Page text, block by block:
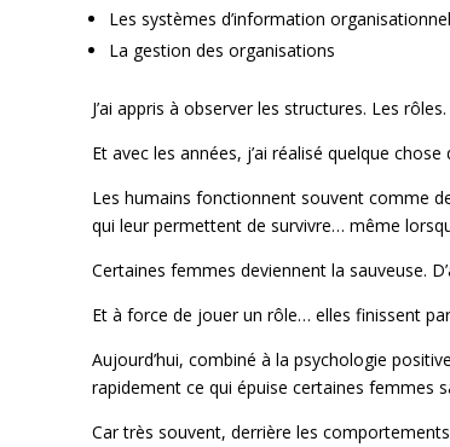
Les systèmes d’information
La gestion des organisations
J’ai appris à observer les structures. Les
Et avec les années, j’ai réalisé quelque chose
Les humains fonctionnent souvent comme
qui leur permettent de survivre… même
Certaines femmes deviennent la sauveuse.
Et à force de jouer un rôle… elles finissent
Aujourd’hui, combiné à la psychologie
rapidement ce qui épuise certaines femmes
Car très souvent, derrière les